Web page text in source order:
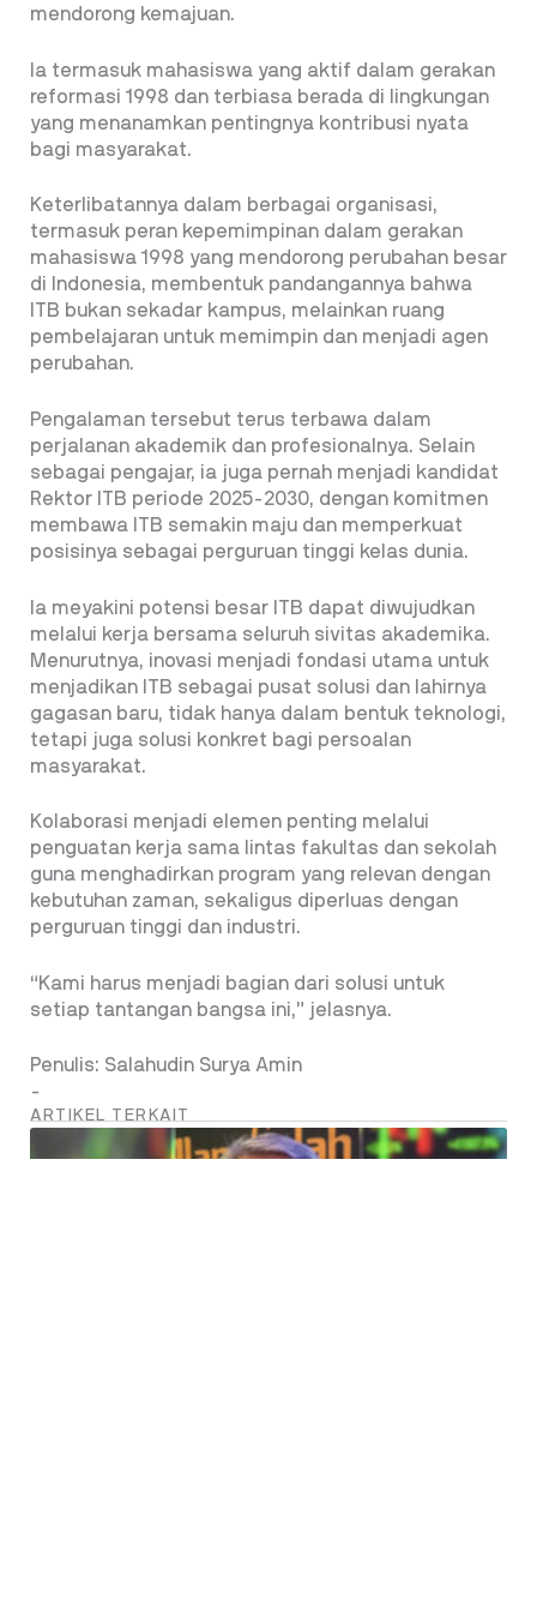
mendorong kemajuan.
Ia termasuk mahasiswa yang aktif dalam gerakan
reformasi 1998 dan terbiasa berada di lingkungan
yang menanamkan pentingnya kontribusi nyata
bagi masyarakat.
Keterlibatannya dalam berbagai organisasi,
termasuk peran kepemimpinan dalam gerakan
mahasiswa 1998 yang mendorong perubahan besar
di Indonesia, membentuk pandangannya bahwa
ITB bukan sekadar kampus, melainkan ruang
pembelajaran untuk memimpin dan menjadi agen
perubahan.
Pengalaman tersebut terus terbawa dalam
perjalanan akademik dan profesionalnya. Selain
sebagai pengajar, ia juga pernah menjadi kandidat
Rektor ITB periode 2025-2030, dengan komitmen
membawa ITB semakin maju dan memperkuat
posisinya sebagai perguruan tinggi kelas dunia.
Ia meyakini potensi besar ITB dapat diwujudkan
melalui kerja bersama seluruh sivitas akademika.
Menurutnya, inovasi menjadi fondasi utama untuk
menjadikan ITB sebagai pusat solusi dan lahirnya
gagasan baru, tidak hanya dalam bentuk teknologi,
tetapi juga solusi konkret bagi persoalan
masyarakat.
Kolaborasi menjadi elemen penting melalui
penguatan kerja sama lintas fakultas dan sekolah
guna menghadirkan program yang relevan dengan
kebutuhan zaman, sekaligus diperluas dengan
perguruan tinggi dan industri.
“Kami harus menjadi bagian dari solusi untuk
setiap tantangan bangsa ini,” jelasnya.
Penulis: Salahudin Surya Amin
-
ARTIKEL TERKAIT